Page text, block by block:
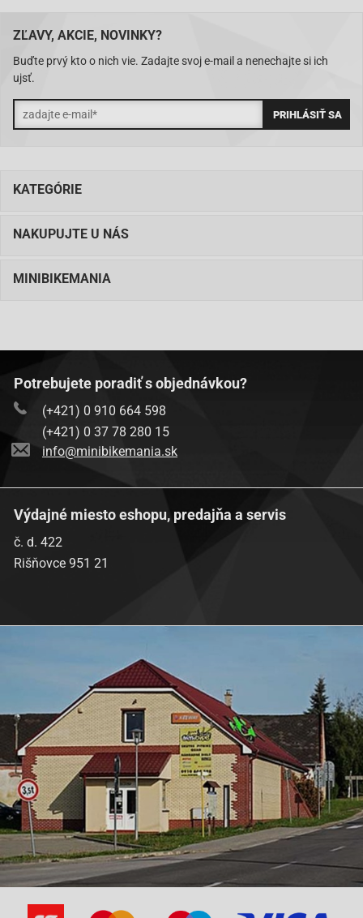
ZĽAVY, AKCIE, NOVINKY?
Buďte prvý kto o nich vie. Zadajte svoj e-mail a nenechajte si ich
ujsť.
KATEGÓRIE
NAKUPUJTE U NÁS
MINIBIKEMANIA
Potrebujete poradiť s objednávkou?
(+421) 0 910 664 598
(+421) 0 37 78 280 15
info@minibikemania.sk
Výdajné miesto eshopu, predajňa a servis
č. d. 422
Rišňovce 951 21